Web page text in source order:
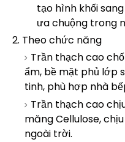
tạo hình khối
ưa chuộng trong
2. Theo chức năng
Trần thạch cao
ẩm, bề mặt phủ lớp
tinh, phù hợp nhà
Trần thạch cao
măng Cellulose,
ngoài trời.